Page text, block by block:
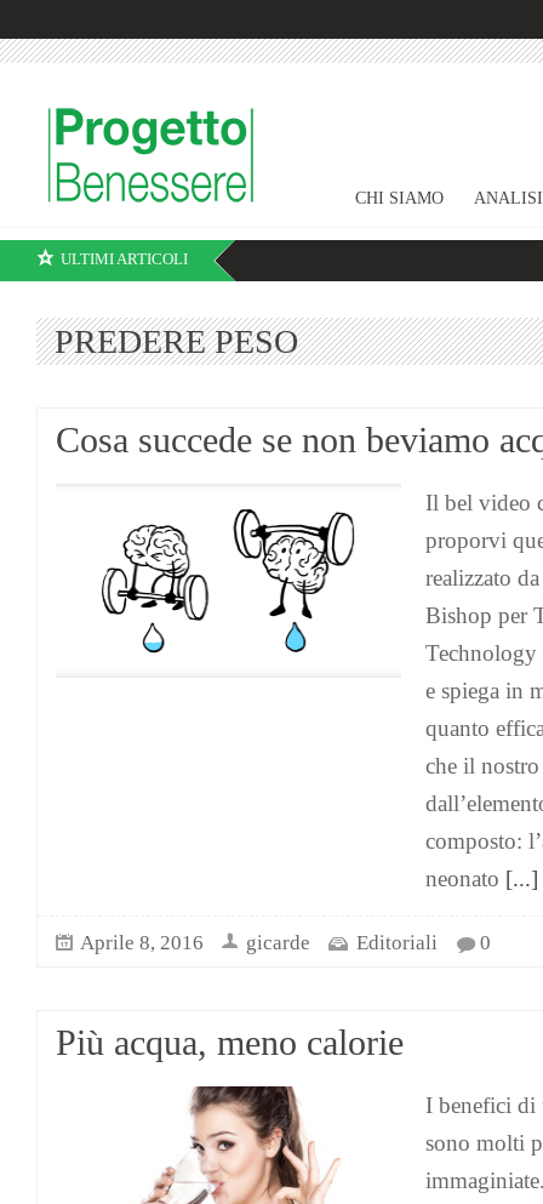
CHI SIAMO ANALISI
ULTIMI ARTICOLI
PREDERE PESO
Cosa succede se non beviamo
Il bel video
proporvi
realizzato
Bishop per
Technology
e spiega in
quanto
che il
composto:
neonato [...]
Aprile 8, 2016 gicarde Editoriali 0
Più acqua, meno calorie
I benefici di
sono molti